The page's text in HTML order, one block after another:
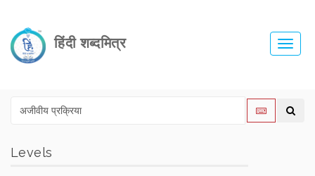
हिंदी शब्दमित्र
Levels